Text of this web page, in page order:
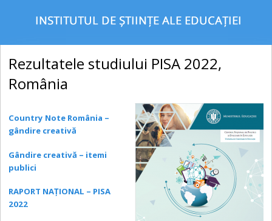
Rezultatele studiului PISA 2022,
România
Country Note România –
gândire creativă
Gândire creativă – itemi
publici
RAPORT NAȚIONAL – PISA
2022